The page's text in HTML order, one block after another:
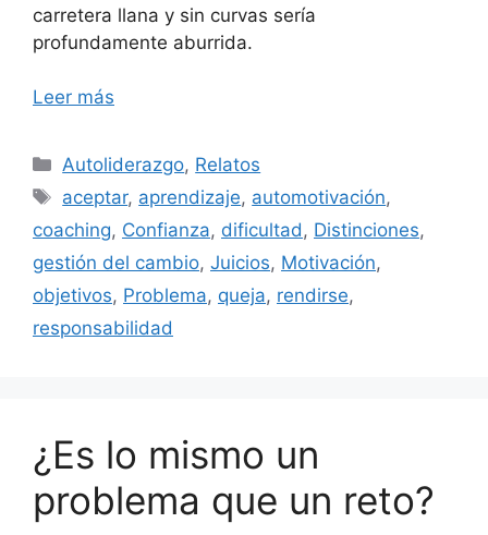
carretera llana y sin curvas sería
profundamente aburrida.
Leer más
Categorías
Autoliderazgo, Relatos
Etiquetas
aceptar, aprendizaje, automotivación,
coaching, Confianza, dificultad, Distinciones,
gestión del cambio, Juicios, Motivación,
objetivos, Problema, queja, rendirse,
responsabilidad
¿Es lo mismo un
problema que un reto?